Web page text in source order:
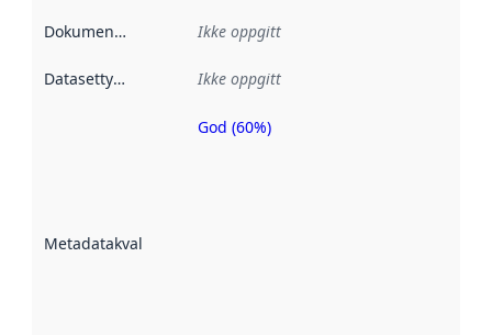
Dokumentasjon Ikke oppgitt
Datasettype Ikke oppgitt
Metadatakvalitet
Metadatakvalitet
God (60%)